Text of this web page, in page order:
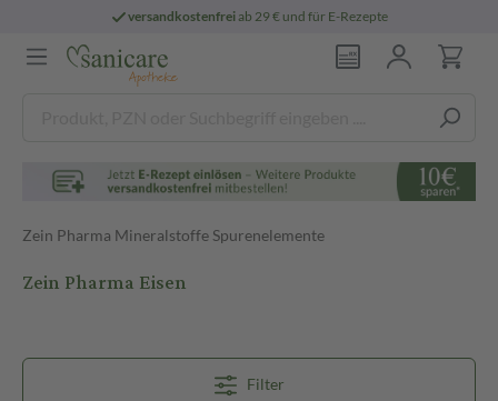
versandkostenfreiab 29 € und für E-Rezepte
Zein Pharma Mineralstoffe Spurenelemente
Zein Pharma Eisen
Filter